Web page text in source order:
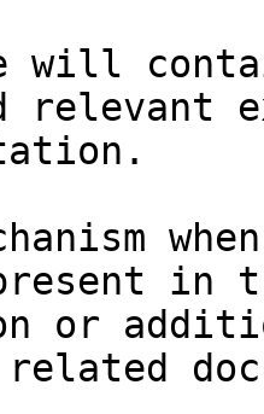
will
relevant
in
or